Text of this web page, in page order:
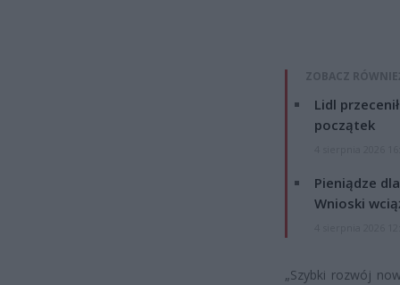
ZOBACZ
Lidl
początek
Pieniądze
Wnioski
„Szybki rozwój